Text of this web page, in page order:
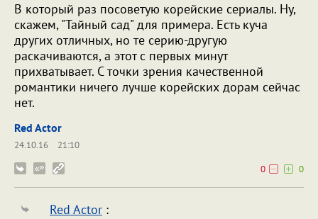
В который раз посоветую корейские сериалы. Ну,
скажем, "Тайный сад" для примера. Есть куча
других отличных, но те серию-другую
раскачиваются, а этот с первых минут
прихватывает. С точки зрения качественной
романтики ничего лучше корейских дорам сейчас
нет.
Red Actor
24.10.16
21:10
0
0
Red Actor :